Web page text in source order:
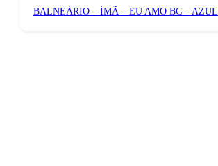
BALNEÁRIO – ÍMÃ – EU AMO BC – AZUL